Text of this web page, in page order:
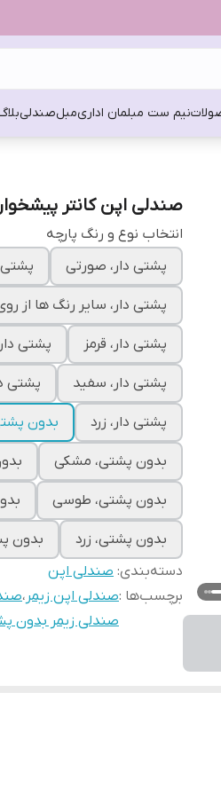
نیم ست مبلمان اداریمبلصندلی
صندلی اپن کانتر
انتخاب نوع و رنگ پارچه
پشتی دار، صورتی
پشتی
پشتی دار، سایر رنگ ها از
پشتی دار، قرمز پشتی
پشتی دار، سفید پشتی
پشتی دار، زرد بدون
بدون پشتی، مشکی
بدون پشتی، طوسی
بدون پشتی، زرد بدون
دسته‌بندی: صندلی اپن
برچسب‌ها :صندلی اپن زیمر ،
صندلی زیمر بدون